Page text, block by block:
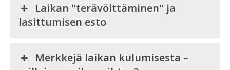
Laikan "terävöittäminen" ja
lasittumisen esto
Merkkejä laikan kulumisesta –